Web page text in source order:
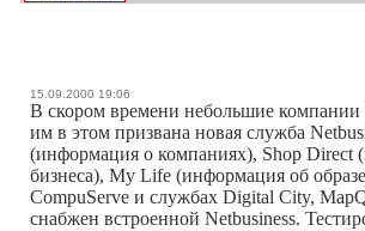
15.09.2000 19:06
В скором времени небольшие компании
им в этом призвана новая служба
(информация о компаниях), Shop Direct
бизнеса), My Life (информация об
CompuServe и службах Digital City,
снабжен встроенной Netbusiness.